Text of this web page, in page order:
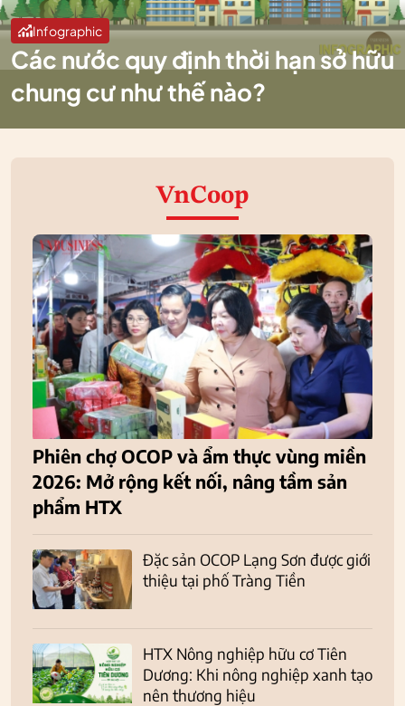
Infographic
Các nước quy định thời hạn sở hữu
chung cư như thế nào?
VnCoop
Phiên chợ OCOP và ẩm thực vùng miền
2026: Mở rộng kết nối, nâng tầm sản
phẩm HTX
Đặc sản OCOP Lạng Sơn được giới
thiệu tại phố Tràng Tiền
HTX Nông nghiệp hữu cơ Tiên
Dương: Khi nông nghiệp xanh tạo
nên thương hiệu